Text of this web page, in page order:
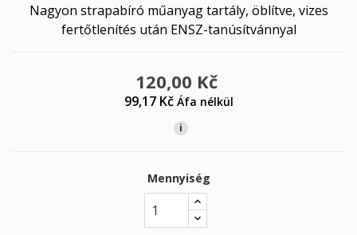
Nagyon strapabíró műanyag tartály, öblítve, vizes
fertőtlenítés után ENSZ-tanúsítvánnyal
120,00 Kč
99,17 Kč Áfa nélkül
i
Mennyiség